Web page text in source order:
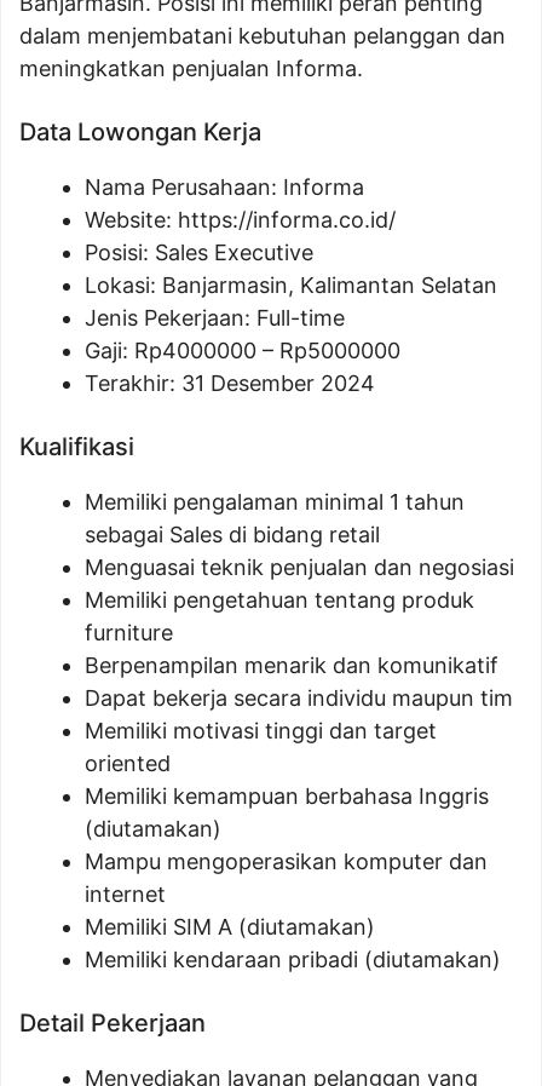
dalam menjembatani kebutuhan pelanggan dan
meningkatkan penjualan Informa.
Data Lowongan Kerja
Nama Perusahaan: Informa
Website: https://informa.co.id/
Posisi: Sales Executive
Lokasi: Banjarmasin, Kalimantan Selatan
Jenis Pekerjaan: Full-time
Gaji: Rp4000000 – Rp5000000
Terakhir: 31 Desember 2024
Kualifikasi
Memiliki pengalaman minimal 1 tahun
sebagai Sales di bidang retail
Menguasai teknik penjualan dan negosiasi
Memiliki pengetahuan tentang produk
furniture
Berpenampilan menarik dan komunikatif
Dapat bekerja secara individu maupun tim
Memiliki motivasi tinggi dan target
oriented
Memiliki kemampuan berbahasa Inggris
(diutamakan)
Mampu mengoperasikan komputer dan
internet
Memiliki SIM A (diutamakan)
Memiliki kendaraan pribadi (diutamakan)
Detail Pekerjaan
Menyediakan layanan pelanggan yang